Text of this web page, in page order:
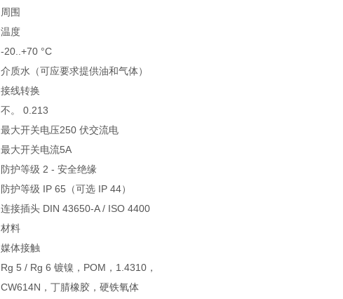
周围
温度
-20..+70 °C
介质水（可应要求提供油和气体）
接线转换
不。 0.213
最大开关电压250 伏交流电
最大开关电流5A
防护等级 2 - 安全绝缘
防护等级 IP 65（可选 IP 44）
连接插头 DIN 43650-A / ISO 4400
材料
媒体接触
Rg 5 / Rg 6 镀镍，POM，1.4310，
CW614N，丁腈橡胶，硬铁氧体